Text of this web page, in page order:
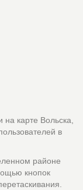
карте Вольска,
в
районе
кнопок